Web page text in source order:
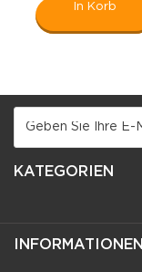
In Korb
KATEGORIEN
INFORMATIONEN